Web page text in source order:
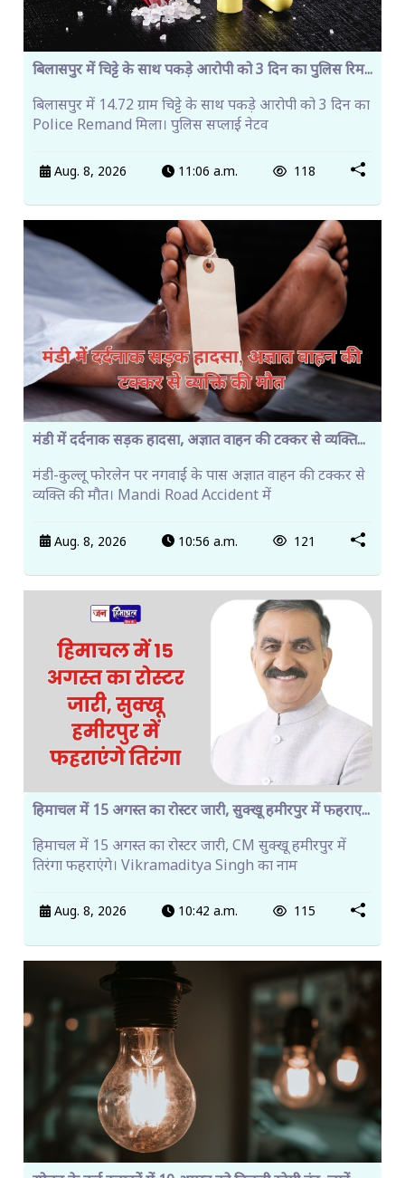
बिलासपुर में चिट्टे के साथ पकड़े आरोपी को 3 दिन का पुलिस रिम...
बिलासपुर में 14.72 ग्राम चिट्टे के साथ पकड़े आरोपी को 3 दिन का
Police Remand मिला। पुलिस सप्लाई नेटव
Aug. 8, 2026 11:06 a.m. 118
मंडी में दर्दनाक सड़क हादसा, अज्ञात वाहन की टक्कर से व्यक्ति...
मंडी-कुल्लू फोरलेन पर नगवाईं के पास अज्ञात वाहन की टक्कर से
व्यक्ति की मौत। Mandi Road Accident में
Aug. 8, 2026 10:56 a.m. 121
हिमाचल में 15 अगस्त का रोस्टर जारी, सुक्खू हमीरपुर में फहराए...
हिमाचल में 15 अगस्त का रोस्टर जारी, CM सुक्खू हमीरपुर में
तिरंगा फहराएंगे। Vikramaditya Singh का नाम
Aug. 8, 2026 10:42 a.m. 115